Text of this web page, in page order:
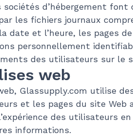
d’hébergement font
les fichiers journaux
date et l’heure, les pages
personnellement
des utilisateurs sur le
web
Glassupply.com utilise
et les pages du site Web
des utilisateurs
informations.